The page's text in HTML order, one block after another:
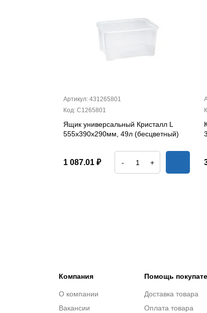
Артикул: 431265801
Код: С1265801
Ящик универсальный Кристалл L
555х390х290мм, 49л (бесцветный)
1 087.01 ₽ - +
Компания
О компании
Вакансии
Помощь
Доставка товара
Оплата товара